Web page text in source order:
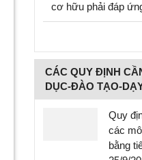
cơ hữu phải đáp
CÁC QUY ĐỊNH
DỤC-ĐÀO TẠO-
Quy
các
bằng